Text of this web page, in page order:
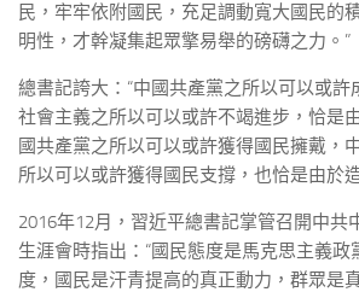
民，牢牢依附國民，充足調動寬大國民的
明性，才幹凝集起眾擎易舉的磅礴之力。”
總書記誇大：“中國共產黨之所以可以或
社會主義之所以可以或許不竭進步，恰是
國共產黨之所以可以或許獲得國民擁戴，
所以可以或許獲得國民支撐，也恰是由於
2016年12月，習近平總書記掌管召開中共
生涯會時指出：“國民態度是馬克思主義政
度，國民是汗青提高的真正動力，群眾是